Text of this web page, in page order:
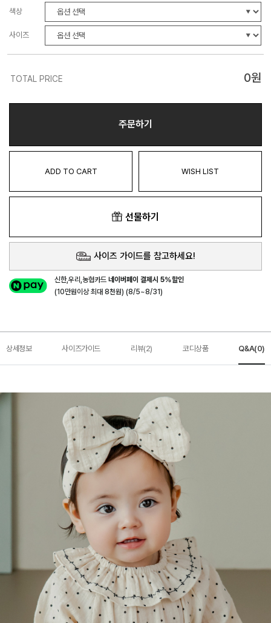
색상
사이즈
TOTAL PRICE 0원
주문하기
ADD TO CART WISH LIST
선물하기
사이즈 가이드를 참고하세요!
신한,우리,농협카드네이버페이 결제시 5%할인
(10만원이상 최대 8천원) (8/5~8/31)
상세정보 사이즈가이드 리뷰(2) 코디상품 Q&A(0)